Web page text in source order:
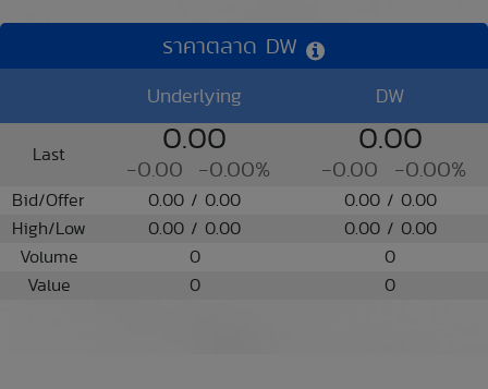
ราคาตลาด DW
Underlying DW
Last 0.00
-0.00 -0.00%
0.00
-0.00 -0.00%
Bid/Offer 0.00 / 0.00
0.00 / 0.00
High/Low
0.00 / 0.00
0.00 / 0.00
Volume
0
0
Value
0 0